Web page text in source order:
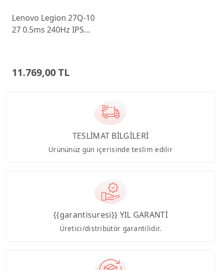
Lenovo Legion 27Q-10
27 0.5ms 240Hz IPS
11.769,00 TL
TESLİMAT BİLGİLERİ
Ürününüz gün içerisinde teslim edilir
{{garantisuresi}} YIL GARANTİ
Üretici/distribütör garantilidir.